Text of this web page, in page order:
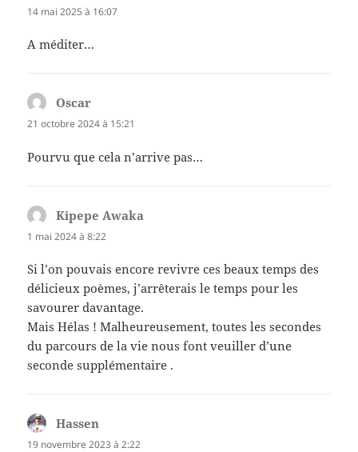
14 mai 2025 à 16:07
A méditer…
Oscar
21 octobre 2024 à 15:21
Pourvu que cela n’arrive pas…
Kipepe Awaka
1 mai 2024 à 8:22
Si l’on pouvais encore revivre ces beaux temps des
délicieux poèmes, j’arrêterais le temps pour les
savourer davantage.
Mais Hélas ! Malheureusement, toutes les secondes
du parcours de la vie nous font veuiller d’une
seconde supplémentaire .
Hassen
19 novembre 2023 à 2:22